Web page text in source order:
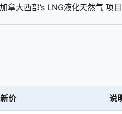
拿大西部’s LNG液化天然气 项
价 说